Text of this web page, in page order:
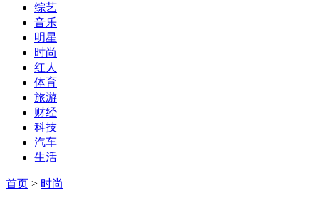
综艺
音乐
明星
时尚
红人
体育
旅游
财经
科技
汽车
生活
首页 > 时尚